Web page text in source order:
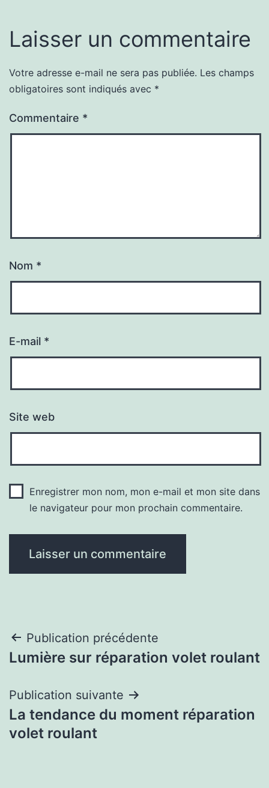
Laisser un commentaire
Votre adresse e-mail ne sera pas publiée. Les champs
obligatoires sont indiqués avec *
Commentaire *
Nom *
E-mail *
Site web
Enregistrer mon nom, mon e-mail et mon site dans
le navigateur pour mon prochain commentaire.
Navigation
de
l’article
Publication précédente
Lumière sur réparation volet roulant
Publication suivante
La tendance du moment réparation
volet roulant